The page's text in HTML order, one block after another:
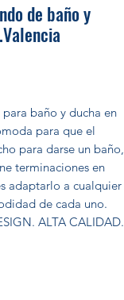
de baño y
baño y ducha en
para que el
para darse un baño,
terminaciones en
adaptarlo a cualquier
de cada uno.
ALTA CALIDAD.